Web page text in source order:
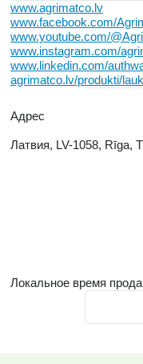
www.agrimatco.lv
www.facebook.com/
www.youtube.com/
www.instagram.com/
www.linkedin.com/
agrimatco.lv/produkti/
Адрес
Латвия, LV-1058, Rīga,
Локальное время